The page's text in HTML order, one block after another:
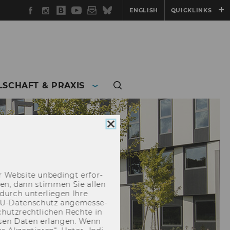
Facebook
Instagram
WU
Blog
YouTube
Newsletter
BlueskyENGLISH QUICKLINKS
& PRAXIS
Cookie
Consent
schließen
Web­site un­be­dingt er­for­
dann stim­men Sie allen
un­ter­lie­gen Ihre
​Datenschutz an­ge­mes­se­
Rech­te in
Daten er­lan­gen. Wenn